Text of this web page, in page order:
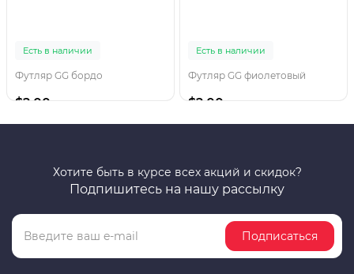
Есть в наличии
Футляр GG бордо
$2.00
Есть в наличии
Футляр GG фиолетовый
$2.00
Хотите быть в курсе всех акций и скидок?
Подпишитесь на нашу рассылку
Подписаться